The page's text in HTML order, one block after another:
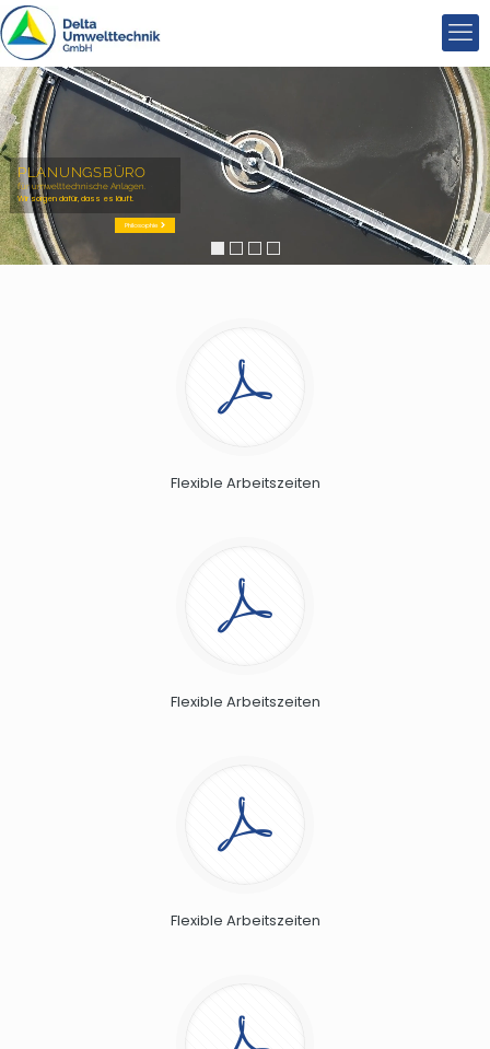
Philosophie
PLANUNGSBÜRO
für umwelttechnische Anlagen.
Wir sorgen dafür, dass es läuft.
Flexible Arbeitszeiten
Flexible Arbeitszeiten
Flexible Arbeitszeiten